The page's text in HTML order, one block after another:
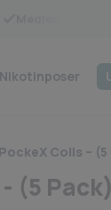
Nikotinposer
Coils –
(5 Pack)